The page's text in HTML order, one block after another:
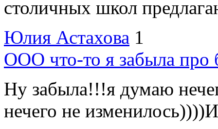
столичных школ
Юлия Астахова 1
ООО что-то я забыла про
Ну забыла!!!я думаю
нечего не